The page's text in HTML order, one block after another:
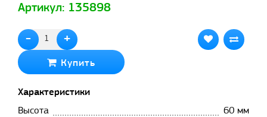
Артикул: 135898
- +
Купить
Характеристики
Высота
60 мм